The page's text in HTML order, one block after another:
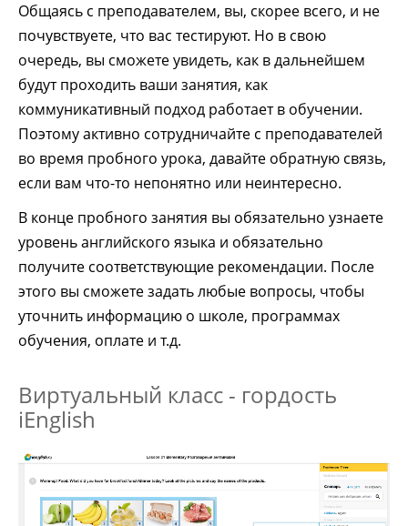
Общаясь с преподавателем, вы, скорее всего, и не
почувствуете, что вас тестируют. Но в свою
очередь, вы сможете увидеть, как в дальнейшем
будут проходить ваши занятия, как
коммуникативный подход работает в обучении.
Поэтому активно сотрудничайте с преподавателей
во время пробного урока, давайте обратную связь,
если вам что-то непонятно или неинтересно.
В конце пробного занятия вы обязательно узнаете
уровень английского языка и обязательно
получите соответствующие рекомендации. После
этого вы сможете задать любые вопросы, чтобы
уточнить информацию о школе, программах
обучения, оплате и т.д.
Виртуальный класс - гордость
iEnglish